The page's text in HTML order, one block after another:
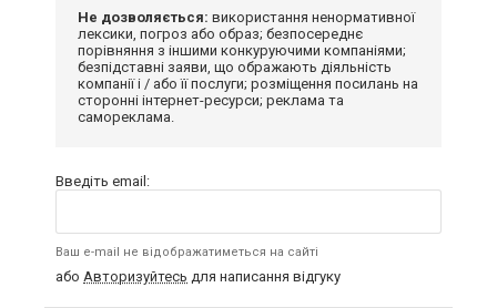
Не дозволяється: використання ненормативної
лексики, погроз або образ; безпосереднє
порівняння з іншими конкуруючими компаніями;
безпідставні заяви, що ображають діяльність
компанії і / або її послуги; розміщення посилань на
сторонні інтернет-ресурси; реклама та
самореклама.
Введіть email:
Ваш e-mail не відображатиметься на сайті
або Авторизуйтесь для написання відгуку